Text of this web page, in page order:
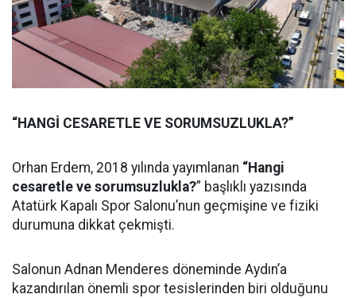
“HANGİ CESARETLE VE SORUMSUZLUKLA?”
Orhan Erdem, 2018 yılında yayımlanan “Hangi
cesaretle ve sorumsuzlukla?” başlıklı yazısında
Atatürk Kapalı Spor Salonu’nun geçmişine ve fiziki
durumuna dikkat çekmişti.
Salonun Adnan Menderes döneminde Aydın’a
kazandırılan önemli spor tesislerinden biri olduğunu